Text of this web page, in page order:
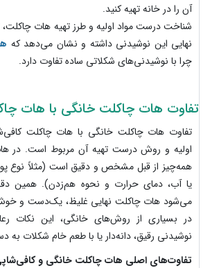
آن را در خانه تهیه کنید.
شناخت درست مواد اولیه و طرز تهیه هات
نهایی این نوشیدنی داشته و نشان می‌دهد که
چرا با نوشیدنی‌های شکلاتی ساده تفاوت دارد.
تفاوت هات چاکلت خانگی با هات
تفاوت هات چاکلت خانگی با هات چاکلت
اولیه و روش درست تهیه آن مربوط است. در
همه‌چیز از قبل مشخص و دقیق است (مثلاً نوع
یا آب، دمای حرارت و نحوه هم‌زدن). همین
می‌شود هات چاکلت نهایی غلیظ، یک‌دست و
در بسیاری از روش‌های خانگی، این نکات
نوشیدنی رقیق، دانه‌دار یا با طعم خام شکلات
تفاوت‌های اصلی هات چاکلت خانگی و کافی‌شاپی